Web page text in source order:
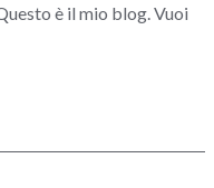
è il mio blog. Vuoi